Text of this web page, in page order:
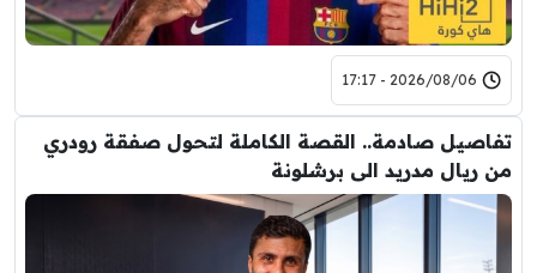
2026/08/06 - 17:17
تفاصيل صادمة.. القصة الكاملة لتحول صفقة رودري
من ريال مدريد الى برشلونة